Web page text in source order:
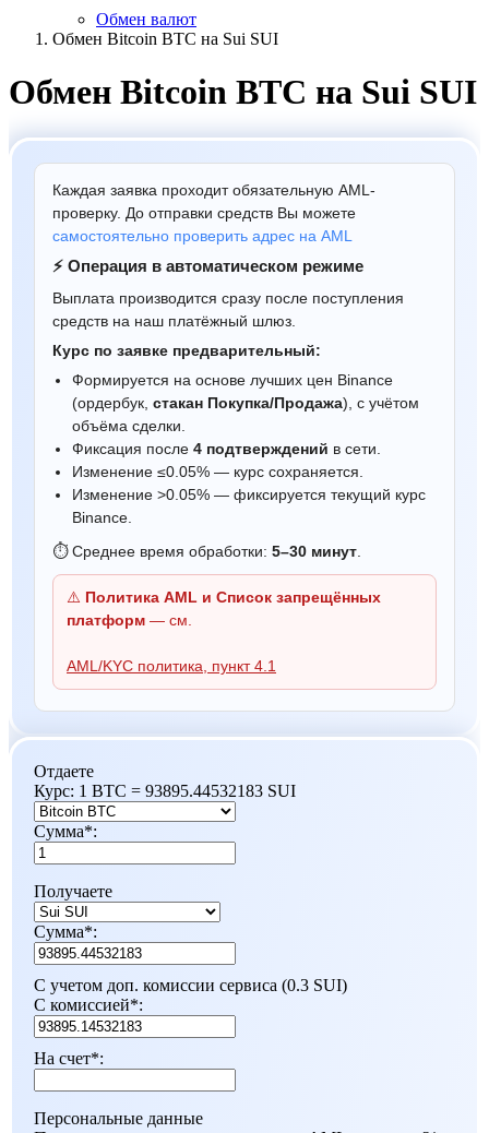
Обмен валют
Обмен Bitcoin BTC на Sui SUI
Обмен Bitcoin BTC на Sui SUI
Каждая заявка проходит обязательную AML-
проверку. До отправки средств Вы можете
самостоятельно проверить адрес на AML
⚡ Операция в автоматическом режиме
Выплата производится сразу после поступления
средств на наш платёжный шлюз.
Курс по заявке предварительный:
Формируется на основе лучших цен Binance
(ордербук, стакан Покупка/Продажа), с учётом
объёма сделки.
Фиксация после 4 подтверждений в сети.
Изменение ≤0.05% — курс сохраняется.
Изменение >0.05% — фиксируется текущий курс
Binance.
⏱ Среднее время обработки: 5–30 минут
⚠️ Политика AML и Список запрещённых
платформ — см.
AML/KYC политика, пункт 4.1
Отдаете
Курс: 1 BTC = 93895.44532183 SUI
Сумма*:
Получаете
Сумма*:
С учетом доп. комиссии сервиса (0.3 SUI)
С комиссией*:
На счет*:
Персональные данные